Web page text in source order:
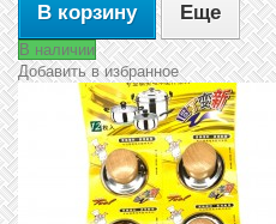
В корзину Еще
В наличии
Добавить в избранное